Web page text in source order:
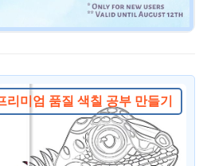
리미엄 품질 색칠 공부 만들기